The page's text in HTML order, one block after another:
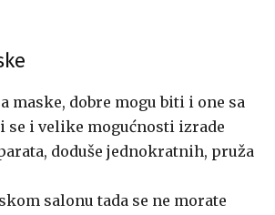
maske, dobre mogu biti i one sa
se i velike mogućnosti izrade
doduše jednokratnih, pruža
salonu tada se ne morate